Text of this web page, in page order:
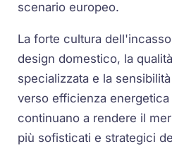
scenario europeo.
La forte cultura
design domestico, la
specializzata e la
verso efficienza
continuano a rendere il
più sofisticati e strategici